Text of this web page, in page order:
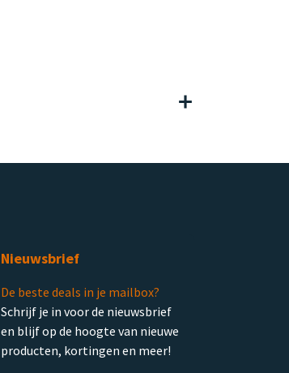
Nieuwsbrief
De beste deals in je mailbox?
Schrijf je in voor de nieuwsbrief
en blijf op de hoogte van nieuwe
producten, kortingen en meer!